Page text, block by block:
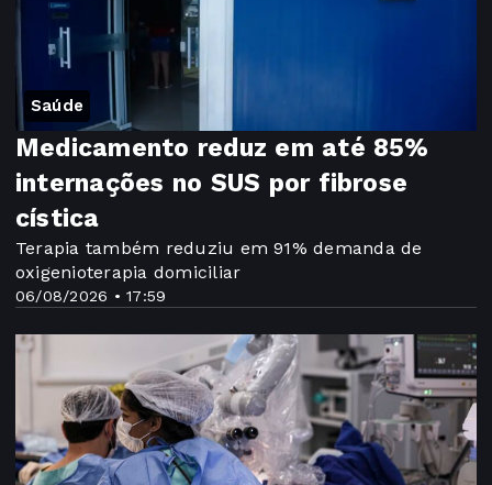
Saúde
06/08/2026 • 17:59
Medicamento reduz em até 85%
internações no SUS por fibrose
cística
Terapia também reduziu em 91% demanda de
oxigenioterapia domiciliar